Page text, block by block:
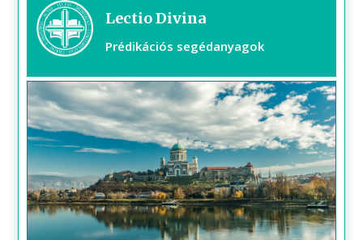
Lectio Divina
Prédikációs segédanyagok